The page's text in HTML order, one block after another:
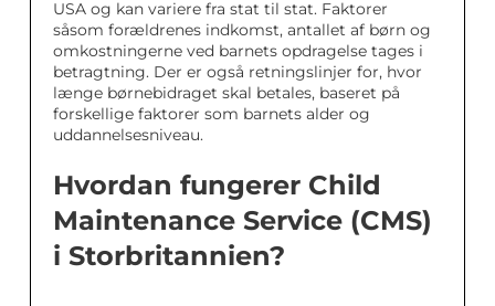
USA og kan variere fra stat til stat. Faktorer
såsom forældrenes indkomst, antallet af børn og
omkostningerne ved barnets opdragelse tages i
betragtning. Der er også retningslinjer for, hvor
længe børnebidraget skal betales, baseret på
forskellige faktorer som barnets alder og
uddannelsesniveau.
Hvordan fungerer Child
Maintenance Service (CMS)
i Storbritannien?